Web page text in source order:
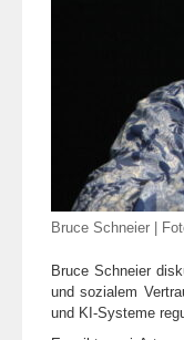
Bruce Schneier |
Bruce Schneier
und sozialem
und KI-Systeme